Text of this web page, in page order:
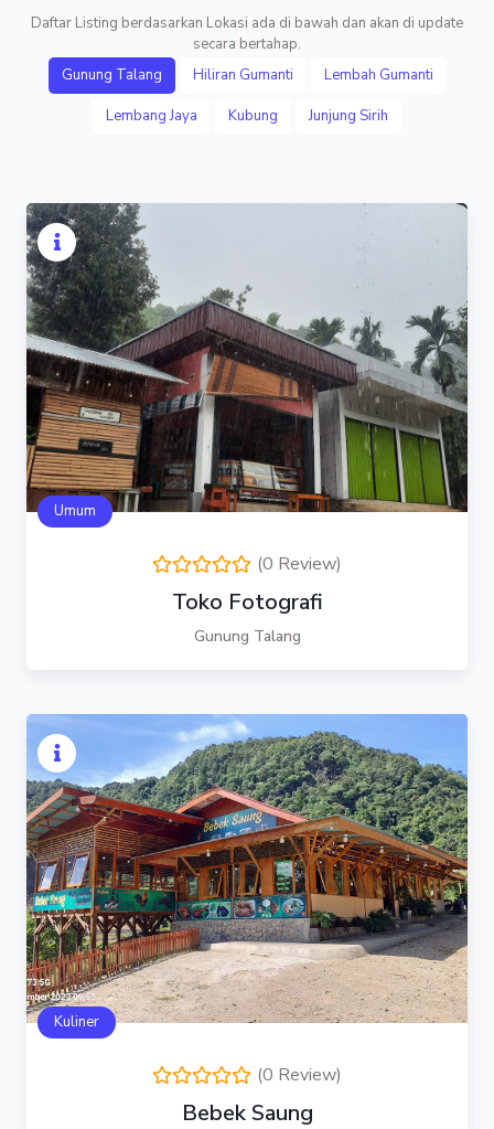
Daftar Listing berdasarkan Lokasi ada di bawah dan akan di update
secara bertahap.
Gunung Talang
Hiliran Gumanti Lembah Gumanti
Lembang Jaya Kubung Junjung Sirih
Umum
(0 Review)
Toko Fotografi
Gunung Talang
Kuliner
(0 Review)
Bebek Saung